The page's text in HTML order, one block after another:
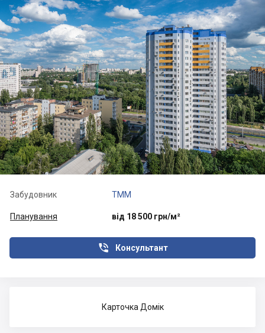
Забудовник ТММ
Планування від 18 500 грн/м²
Консультант

Карточка Домік